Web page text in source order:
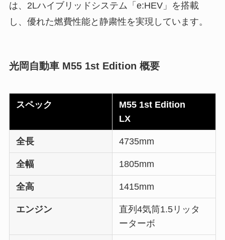
は、2Lハイブリッドシステム「e:HEV」を搭載
し、優れた燃費性能と静粛性を実現しています。
光岡自動車 M55 1st Edition 概要
スペック
M55 1st Edition
LX
全長 4735mm
全幅 1805mm
全高 1415mm
エンジン
直列4気筒1.5リッタ
ーターボ